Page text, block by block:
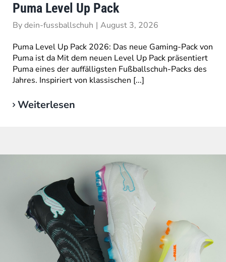
Puma Level Up Pack
Bydein-fussballschuh | August 3, 2026
Puma Level Up Pack 2026: Das neue Gaming-Pack von
Puma ist da Mit dem neuen Level Up Pack präsentiert
Puma eines der auffälligsten Fußballschuh-Packs des
Jahres. Inspiriert von klassischen [...]
Weiterlesen